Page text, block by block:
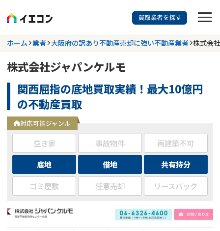
訳あり物件に強い業者を探す
都道府県を選択 相談内容を選択
掲載業者 703
件
更新日 :2026年07月31日
業者を探す
相談内容で探す
空き家 事故物件
再建築不可 底地
不動産コラム
不動産売却 再建築不可物件
ホーム 業者 大阪府の訳あり不動産売却に強い不動産業者 株式会
株式会社ジャパンケルモ
関西屈指の底地買取実績！最大10億円
の不動産買取
対応可能ジャンル
空き家 事故物件
再建築不可
底地
借地
共有持分
ゴミ屋敷
任意売却 リースバック